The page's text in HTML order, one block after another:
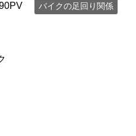
バイクの足回り関係